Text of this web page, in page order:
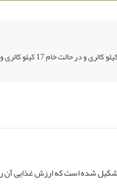
کالری کدو سبز با پوست در حالت
شده است که ارزش غذایی آن